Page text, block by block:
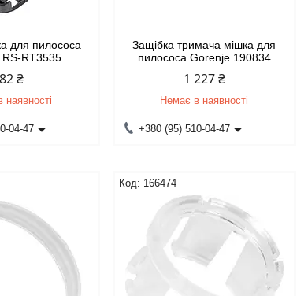
для пилососа
RT3535
₴
наявності
04-47
Защібка тримача мішка для
пилососа Gorenje 190834
1 227 ₴
Немає в наявності
+380 (95) 510-04-47
166474